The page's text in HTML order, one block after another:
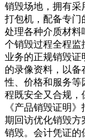
销毁场地，拥有采
打包机，配备专门
处理各种介质材料
个销毁过程全程监
业务的正规销毁证
的录像资料，以
性、价格和服务等
程既安全又合规，
《产品销毁证明
期回访优化销毁方
销毁。会计凭证的